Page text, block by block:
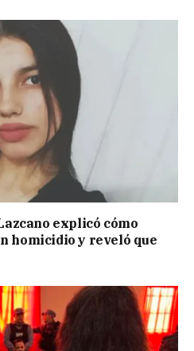
explicó cómo
homicidio y reveló que